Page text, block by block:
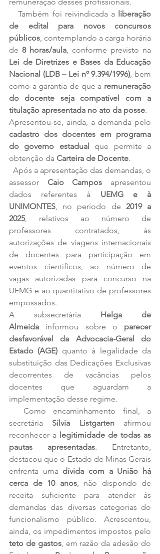
   Também foi reivindicada a
liberação
de edital para novos concursos
públicos, contemplando a carga horária
de 8 horas/aula
Lei de Diretrizes e Bases da Educação
Nacional (LDB – Lei nº 9.394/1996), bem
como a garantia de que a remuneração
do docente seja compatível com a
titulação apresentada no ato da posse.
cadastro dos docentes em programa
do governo estadual que permite a
obtenção da Carteira de Docente.
assessor Caio Campos apresentou
dados referentes à UEMG e à
UNIMONTES, no período de 2019 a
2025, relativos ao número de
professores contratados, às
autorizações de viagens internacionais
de docentes para participação em
eventos científicos, ao número de
vagas autorizadas para concurso na
UEMG e ao quantitativo de professores
empossados.
A subsecretária Helga de
Almeida informou sobre o parecer
desfavorável da Advocacia-Geral do
Estado (AGE) quanto à legalidade da
substituição das Dedicações Exclusivas
decorrentes de vacâncias pelos
docentes que aguardam a
implementação desse regime.
secretária Sílvia Listgarten afirmou
reconhecer a legitimidade de todas as
pautas apresentadas. Entretanto,
destacou que o Estado de Minas Gerais
enfrenta uma dívida com a União há
cerca de 10 anos, não dispondo de
receita suficiente para atender às
demandas das diversas categorias do
funcionalismo público. Acrescentou,
teto de gastos, em razão da adesão do